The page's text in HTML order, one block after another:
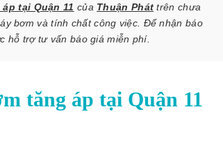
tại Quận 11 của Thuận Phát trên chưa
bơm và tính chất công việc. Để nhận báo
hỗ trợ tư vấn báo giá miễn phí.
tăng áp tại Quận 11